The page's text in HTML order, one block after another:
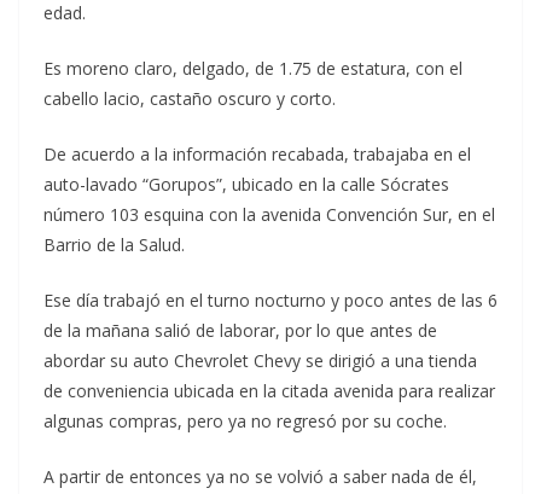
edad.
Es moreno claro, delgado, de 1.75 de estatura, con el
cabello lacio, castaño oscuro y corto.
De acuerdo a la información recabada, trabajaba en el
auto-lavado “Gorupos”, ubicado en la calle Sócrates
número 103 esquina con la avenida Convención Sur, en el
Barrio de la Salud.
Ese día trabajó en el turno nocturno y poco antes de las 6
de la mañana salió de laborar, por lo que antes de
abordar su auto Chevrolet Chevy se dirigió a una tienda
de conveniencia ubicada en la citada avenida para realizar
algunas compras, pero ya no regresó por su coche.
A partir de entonces ya no se volvió a saber nada de él,